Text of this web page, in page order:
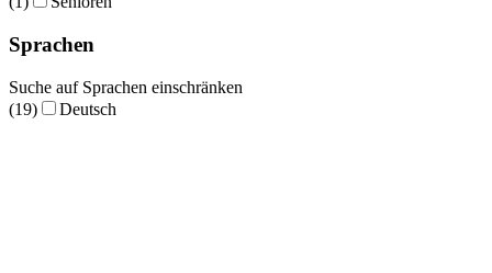
Sprachen
Suche auf Sprachen einschränken
(19)
Deutsch